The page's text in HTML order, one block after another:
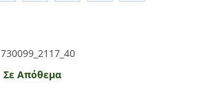
730099_2117_40
Σε Απόθεμα